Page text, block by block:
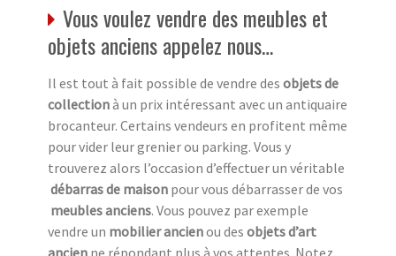
Vous voulez vendre des meubles et
objets anciens appelez nous…
Il est tout à fait possible de vendre des objets de
collectionà un prix intéressant avec un antiquaire
brocanteur. Certains vendeurs en profitent même
pour vider leur grenier ou parking. Vous y
trouverez alors l’occasion d’effectuer un véritable
débarras de maison pour vous débarrasser de vos
meubles anciens. Vous pouvez par exemple
vendre un mobilier ancienou des objets d’art
ancien ne répondant plus à vos attentes. Notez